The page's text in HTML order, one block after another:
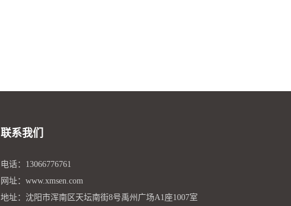
联系我们
电话：13066776761
网址：www.xmsen.com
地址：沈阳市浑南区天坛南街8号禹州广场A1座1007室